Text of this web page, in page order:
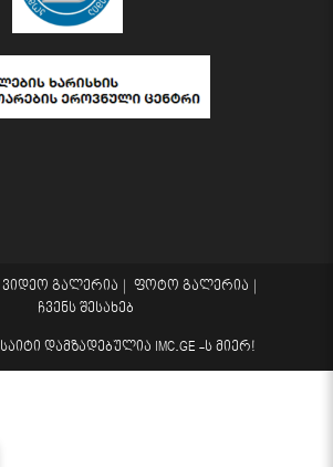
ვიდეო გალერია
ფოტო გალერია
ჩვენს შესახებ
საიტი დამზადებულია IMC.GE -ს მიერ!